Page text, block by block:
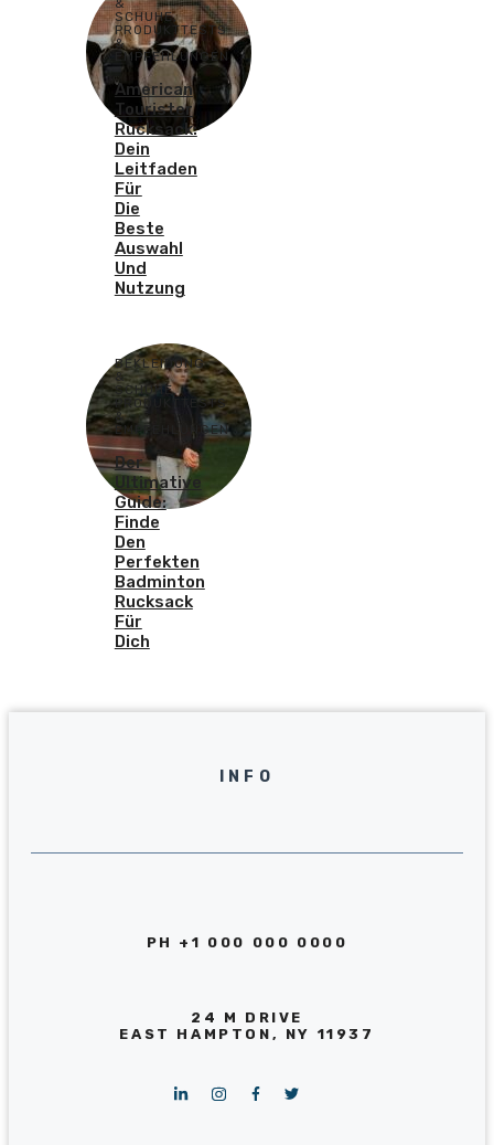
&
SCHUHE,
PRODUKTTESTS
&
EMPFEHLUNGEN
American
Tourister
Rucksack:
Dein
Leitfaden
Für
Die
Beste
Auswahl
Und
Nutzung
BEKLEIDUNG
&
SCHUHE,
PRODUKTTESTS
&
EMPFEHLUNGEN
Der
Ultimative
Guide:
Finde
Den
Perfekten
Badminton
Rucksack
Für
Dich
INFO
PH +1 000 000 0000
24 M DRIVE
EAST HAMPTON, NY 11937